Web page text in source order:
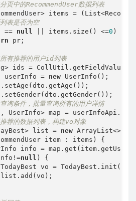
页中的RecommendUser数据列表
items =
表是否为空
== null || items.size() <=0 ) {
pr;
有推荐的用户id列表
ids =
userInfo =
new UserInfo();
询条件，批量查询所有的用户详情
UserInfo> map =
荐的数据列表，构建vo对象
list =
new ArrayList<>();
item : items) {
info =
null ) {
vo =